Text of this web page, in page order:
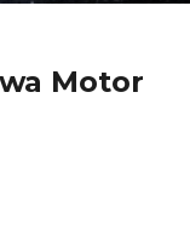
Motor